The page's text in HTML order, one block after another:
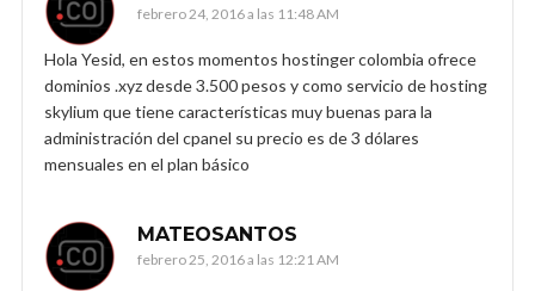
febrero 24, 2016 a las 11:48 AM
Hola Yesid, en estos momentos hostinger colombia ofrece
dominios .xyz desde 3.500 pesos y como servicio de hosting
skylium que tiene características muy buenas para la
administración del cpanel su precio es de 3 dólares
mensuales en el plan básico
MATEOSANTOS
febrero 25, 2016 a las 12:21 AM